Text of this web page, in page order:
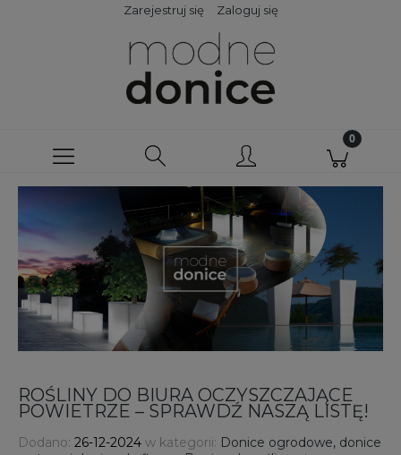
Zarejestruj się Zaloguj się
ROŚLINY DO BIURA OCZYSZCZAJĄCE
POWIETRZE – SPRAWDŹ NASZĄ LISTĘ!
Dodano: 26-12-2024 w kategorii: Donice ogrodowe, donice